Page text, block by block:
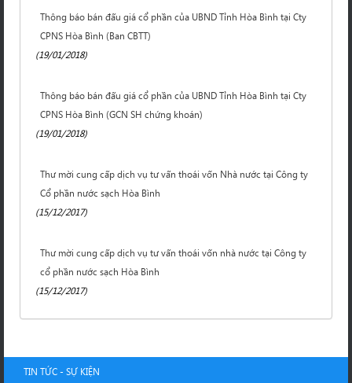
Thông báo bán đấu giá cổ phần của UBND Tỉnh Hòa Bình tại Cty
CPNS Hòa Bình (Ban CBTT)
(19/01/2018)
Thông báo bán đấu giá cổ phần của UBND Tỉnh Hòa Bình tại Cty
CPNS Hòa Bình (GCN SH chứng khoán)
(19/01/2018)
Thư mời cung cấp dịch vụ tư vấn thoái vốn Nhà nước tại Công ty
Cổ phần nước sạch Hòa Bình
(15/12/2017)
Th­ư mời cung cấp dịch vụ tư vấn thoái vốn nhà nước tại Công ty
cổ phần nước sạch Hòa Bình
(15/12/2017)
TIN TỨC - SỰ KIỆN